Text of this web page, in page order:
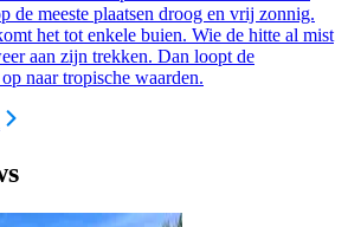
de meeste plaatsen droog en vrij zonnig.
het tot enkele buien. Wie de hitte al mist
aan zijn trekken. Dan loopt de
naar tropische waarden.